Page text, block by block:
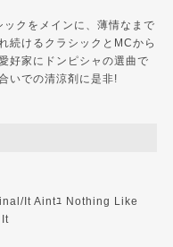
クをメインに、薄情なまで
続けるクラシックとMCから
好家にドンピシャの選曲で
いでの清涼剤に是非!
It Aintﾕ Nothing Like
It